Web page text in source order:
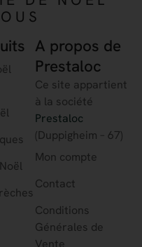
A propos de
Prestaloc
Ce site appartient
à la société
Prestaloc
(Duppigheim – 67)
Mon compte
Contact
Conditions
Générales de